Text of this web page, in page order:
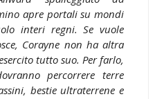
apre portali su mondi
interi regni. Se vuole
Corayne non ha altra
tutto suo. Per farlo,
percorrere terre
bestie ultraterrene e